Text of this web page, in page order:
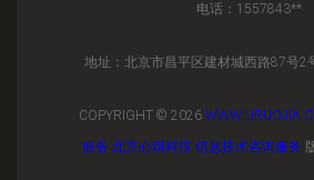
电话：1557843**
地址：北京市昌平区建材城西路87号2
COPYRIGHT © 2026
服务 北京心琪科技 信息技术咨询服务